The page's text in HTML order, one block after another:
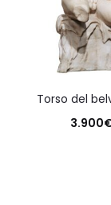
torso del
3.900